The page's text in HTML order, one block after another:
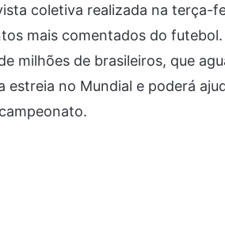
coletiva realizada na terça-
mais comentados do
milhões de brasileiros, que
estreia no Mundial e poderá